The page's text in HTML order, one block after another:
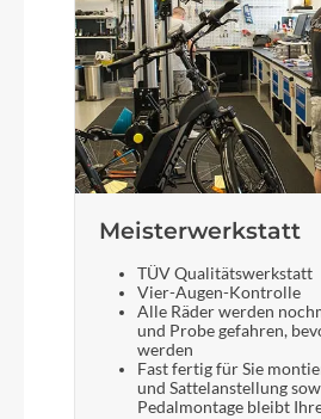
Meisterwerkstatt
TÜV Qualitätswerkstatt
Vier-Augen-Kontrolle
Alle Räder werden
und Probe gefahren,
werden
Fast fertig für Sie
und Sattelanstellung
Pedalmontage bleibt